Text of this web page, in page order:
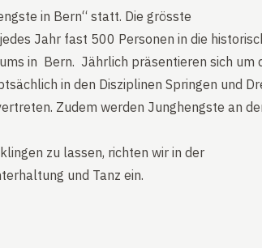
in Bern“ statt. Die grösste
Jahr fast 500 Personen in die
in Bern. Jährlich präsentieren sich um
in den Disziplinen Springen und
Zudem werden Junghengste an
zu lassen, richten wir in der
und Tanz ein.